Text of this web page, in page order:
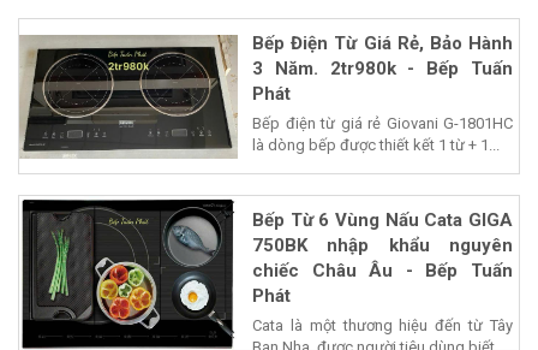
Bếp Điện Từ Giá Rẻ, Bảo Hành
3 Năm. 2tr980k - Bếp Tuấn
Phát
Bếp điện từ giá rẻ Giovani G-1801HC
là dòng bếp được thiết kết 1 từ + 1...
Bếp Từ 6 Vùng Nấu Cata GIGA
750BK nhập khẩu nguyên
chiếc Châu Âu - Bếp Tuấn
Phát
Cata là một thương hiệu đến từ Tây